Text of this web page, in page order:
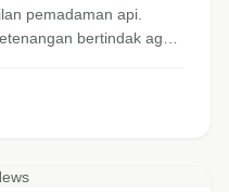
pemadaman api.
bertindak agar